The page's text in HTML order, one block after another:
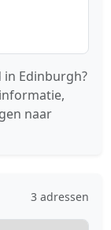
in Edinburgh?
naar
3 adressen